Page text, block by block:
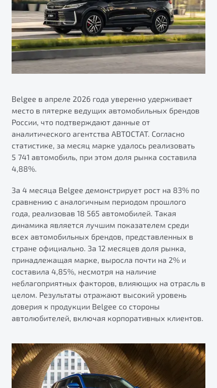
Яркий кроссовер
от 2 219 990 ₽*
S50
Элегантный и практичный седан
от 1 699 990 ₽*
Обзор В наличии
X70
Универсальный кроссовер
Автокредит
Трейд-ин
Страхование
Расчет КАСКО
Узнайте о специальных выгодах при покупке
автомобиля Belgee
Подробно
Автомобили в наличии
Тест-драйв
Автокредит
Спецпредложения
ПОДДЕРЖКА
Гарантия Belgee
Belgee Линк
Belgee Клуб
Реферальная программа
Клиентская поддержка
Помощь на дорогах
Будьте еще более уверены на дорогах с программой
"Помощь на дорогах"
Преимущества программы
Запись на сервис
Калькулятор ТО
Клиентская поддержка
О дилерском центре
Правовая информация
Belgee в апреле 2026 года уверенно удерживает
место в пятерке ведущих автомобильных брендов
России, что подтверждают данные от
аналитического агентства АВТОСТАТ. Согласно
статистике, за месяц марке удалось реализовать
5 741 автомобиль, при этом доля рынка составила
4,88%.
За 4 месяца Belgee демонстрирует рост на 83% по
сравнению с аналогичным периодом прошлого
года, реализовав 18 565 автомобилей. Такая
динамика является лучшим показателем среди
всех автомобильных брендов, представленных в
стране официально. За 12 месяцев доля рынка,
принадлежащая марке, выросла почти на 2% и
составила 4,85%, несмотря на наличие
неблагоприятных факторов, влияющих на отрасль в
целом. Результаты отражают высокий уровень
доверия к продукции Belgee со стороны
автолюбителей, включая корпоративных клиентов.